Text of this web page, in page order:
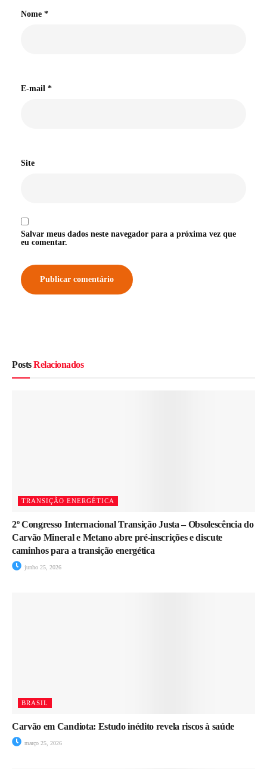
Nome *
E-mail *
Site
Salvar meus dados neste navegador para a próxima vez que
eu comentar.
PostsRelacionados
TRANSIÇÃO ENERGÉTICA
2º Congresso Internacional Transição Justa – Obsolescência do
Carvão Mineral e Metano abre pré-inscrições e discute
caminhos para a transição energética
junho 25, 2026
BRASIL
Carvão em Candiota: Estudo inédito revela riscos à saúde
março 25, 2026